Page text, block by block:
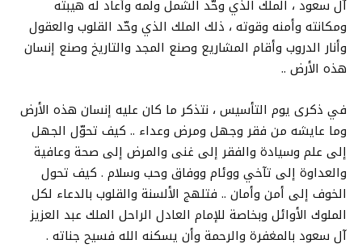
آل سعود ، الملك الذي وحّد الشمل ولمه وأعاد له هيبته
ومكانته وأمنه وقوته ، ذلك الملك الذي وحّد القلوب والعقول
وأنار الدروب وأقام المشاريع وصنع المجد والتاريخ وصنع إنسان
هذه الأرض ..
في ذكرى يوم التأسيس ، نتذكر ما كان عليه إنسان هذه الأرض
وما عايشه من فقر وجهل ومرض وعداء .. كيف تحوّل الجهل
إلى علم وسيادة والفقر إلى غنى والمرض إلى صحة وعافية
والعداوة إلى تآخي ووئام ووفاق وحب وسلام . كيف تحول
الخوف إلى أمن وأمان .. فتلهج الألسنة والقلوب بالدعاء لكل
الملوك الأوائل وبخاصة للإمام العادل الراحل الملك عبد العزيز
آل سعود بالمغفرة والرحمة وأن يسكنه الله فسيح جناته .